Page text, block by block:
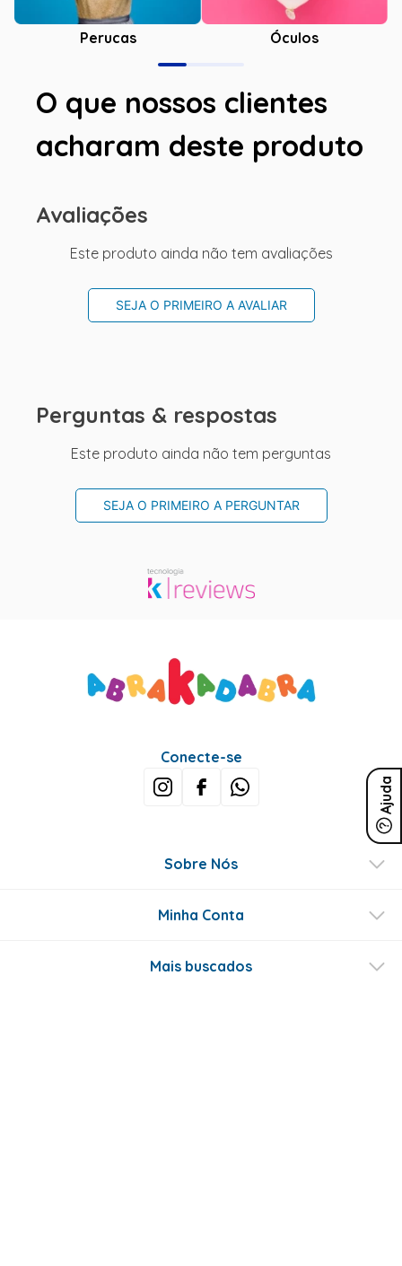
Perucas Óculos
O que nossos clientes
acharam deste produto
Avaliações
Este produto ainda não tem avaliações
SEJA O PRIMEIRO A AVALIAR
Perguntas & respostas
Este produto ainda não tem perguntas
SEJA O PRIMEIRO A PERGUNTAR
Ajuda
Conecte-se
Sobre Nós
Minha Conta
Mais buscados